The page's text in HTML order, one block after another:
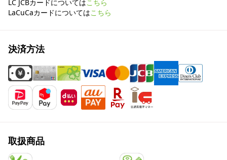
LC JCBカードについてはこちら
LaCuCaカードについてはこちら
決済方法
取扱商品